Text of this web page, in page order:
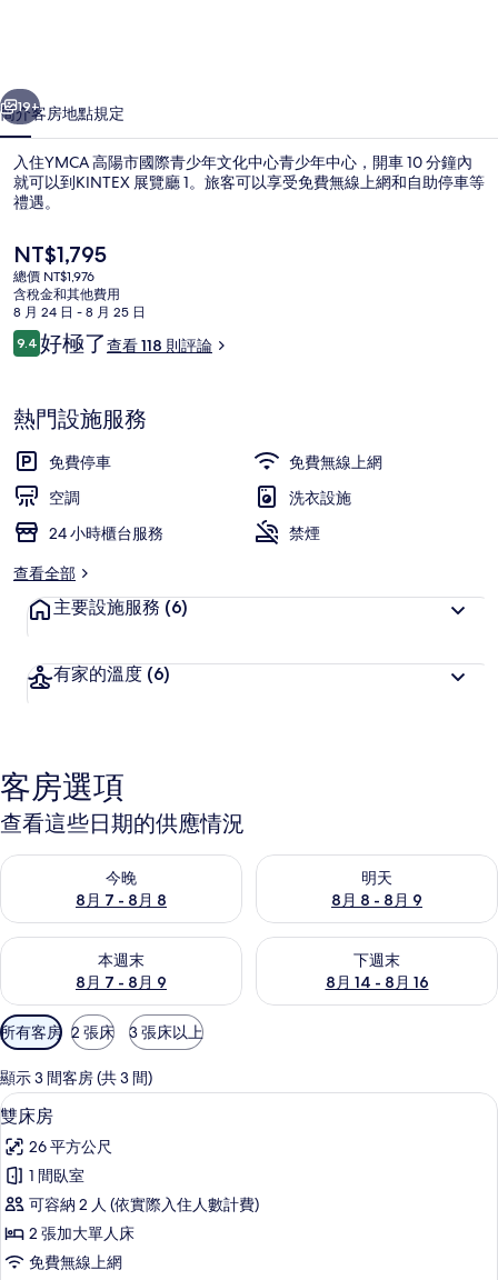
少
年
文
化
中
心
青
少
中
心
的
相
片
個 下一個
19+
簡介客房地點規定
入住YMCA 高陽市國際青少年文化中心青少年中心，開車 10 分鐘內
就可以到KINTEX 展覽廳 1。旅客可以享受免費無線上網和自助停車等
禮遇。
目
前
的
價
格
是
NT$1,795
總價 NT$1,976
含稅金和其他費用
8 月 24 日 - 8 月 25 日
評
論
9.49.4 分，滿分 10 分，
好極了查看 118 則評論
熱門設施服務
免費停車
免費無線上網
空調
洗衣設施
24 小時櫃台服務
禁煙
查看全部
主要設施服務 (6)
有家的溫度 (6)
客房選項
查看這些日期的供應情況
今晚
8月 7 - 8月 8
查看今晚 (8月 7 - 8月 8) 的供應情況
明天
8月 8 - 8月 9
查看明天 (8月 8 - 8月 9) 的供
本週末
8月 7 - 8月 9
查看本週末 (8月 7 - 8月 9) 的供應情況
下週末
8月 14 - 8月 16
查看下週末 (8月 14 - 8月 16)
可
用
的
客
房
篩
選
條
所有客房 2 張床 3 張床以上
顯示 3 間客房 (共 3 間)
顯
示
雙
床
房
的
1
雙床房
26 平方公尺
1 間臥室
可容納 2 人 (依實際入住人數計費)
2 張加大單人床
免費無線上網